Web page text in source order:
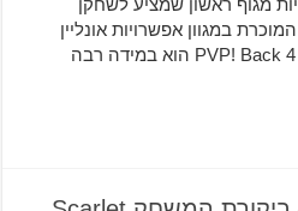
מגוף ראשון שמציע לשחקן
במגוון אפשרויות אונליין
החל מ-CO-OP ועד ל-PVP! Back 4 Blood הוא במידה רבה